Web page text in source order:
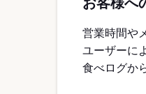
営業時間や
ユーザーに
食べログか